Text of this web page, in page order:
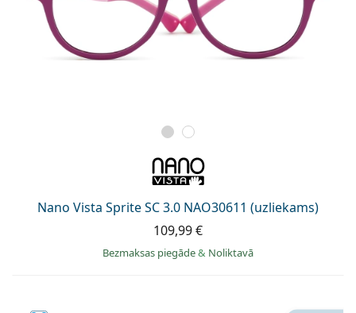
Nano Vista Sprite SC 3.0 NAO30611 (uzliekams)
109,99 €
Bezmaksas piegāde& Noliktavā